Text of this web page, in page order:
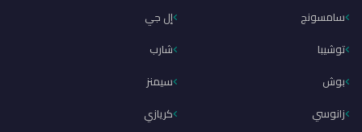
سامسونج
إل جي
توشيبا
شارب
بوش
سيمنز
زانوسي
كريازي